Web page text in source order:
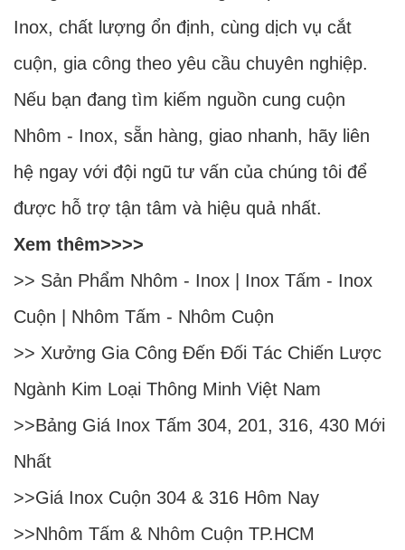
Inox, chất lượng ổn định, cùng dịch vụ cắt
cuộn, gia công theo yêu cầu chuyên nghiệp.
Nếu bạn đang tìm kiếm nguồn cung cuộn
Nhôm - Inox, sẵn hàng, giao nhanh, hãy liên
hệ ngay với đội ngũ tư vấn của chúng tôi để
được hỗ trợ tận tâm và hiệu quả nhất.
Xem thêm>>>>
>> Sản Phẩm Nhôm - Inox Inox Tấm - Inox
Cuộn
Nhôm Tấm - Nhôm Cuộn
>> Xưởng Gia Công Đến Đối Tác Chiến Lược
Ngành Kim Loại Thông Minh Việt Nam
>>Bảng Giá Inox Tấm 304, 201, 316, 430 Mới
Nhất
>>Giá Inox Cuộn 304 & 316 Hôm Nay
>>Nhôm Tấm & Nhôm Cuộn TP.HCM